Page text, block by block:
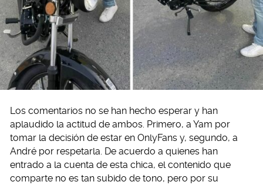
Los comentarios no se han hecho esperar y han
aplaudido la actitud de ambos. Primero, a Yam por
tomar la decisión de estar en OnlyFans y, segundo, a
André por respetarla. De acuerdo a quienes han
entrado a la cuenta de esta chica, el contenido que
comparte no es tan subido de tono, pero por su